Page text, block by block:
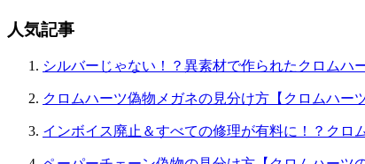
ン
人気記事
シルバーじゃない！？異素材で作られたクロムハ
クロムハーツ偽物メガネの見分け方【クロムハー
インボイス廃止＆すべての修理が有料に！？クロ